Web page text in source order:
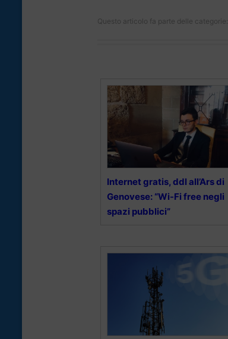
Questo articolo fa parte delle categorie:
Internet gratis, ddl all’Ars di
Genovese: “Wi-Fi free negli
spazi pubblici”